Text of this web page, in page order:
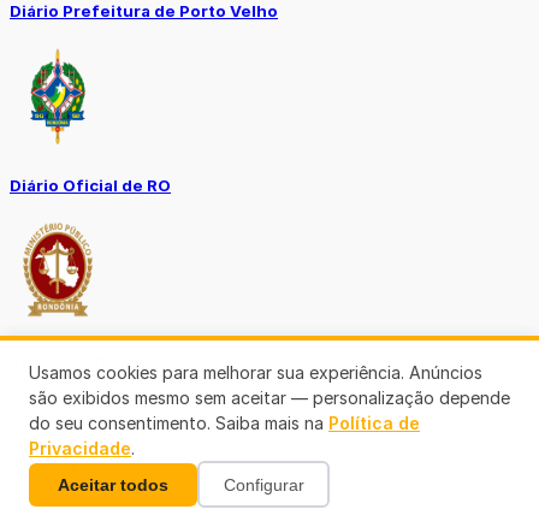
Diário Prefeitura de Porto Velho
Diário Oficial de RO
Usamos cookies para melhorar sua experiência. Anúncios
são exibidos mesmo sem aceitar — personalização depende
do seu consentimento. Saiba mais na Política de
Privacidade.
Aceitar todos Configurar